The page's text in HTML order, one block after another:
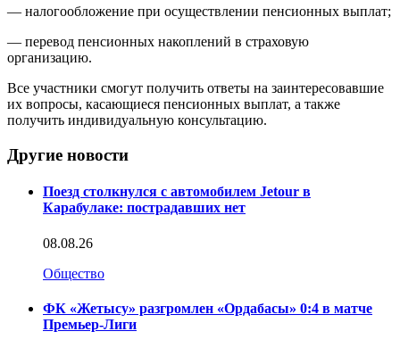
— налогообложение при осуществлении пенсионных выплат;
— перевод пенсионных накоплений в страховую
организацию.
Все участники смогут получить ответы на заинтересовавшие
их вопросы, касающиеся пенсионных выплат, а также
получить индивидуальную консультацию.
Другие новости
Поезд столкнулся с автомобилем Jetour в
Карабулаке: пострадавших нет
08.08.26
Общество
ФК «Жетысу» разгромлен «Ордабасы» 0:4 в матче
Премьер-Лиги